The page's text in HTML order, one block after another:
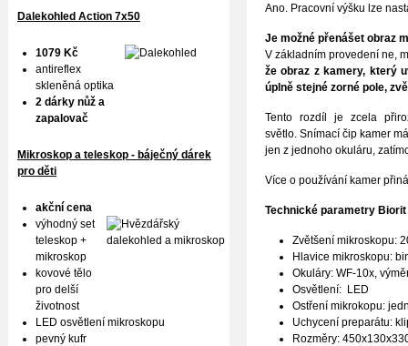
Ano. Pracovní výšku lze
Je možné přenášet obraz
V základním provedení ne,
že obraz z kamery, který
úplně stejné zorné pole,
Tento rozdíl je zcela
světlo. Snímací čip kamer
jen z jednoho okuláru,
Více o používání kamer
Technické parametry Biorit
Zvětšení mikroskopu:
Hlavice mikroskopu:
Okuláry: WF-10x,
Osvětlení: LED
Ostření mikrokopu:
Uchycení preparátu:
Rozměry:
Dalekohled Action 7x50
1079 Kč
antireflex
skleněná optika
2 dárky nůž a
zapalovač
Mikroskop a teleskop - báječný dárek
pro děti
akční cena
výhodný set
teleskop +
mikroskop
kovové tělo
pro delší
životnost
LED osvětlení mikroskopu
pevný kufr